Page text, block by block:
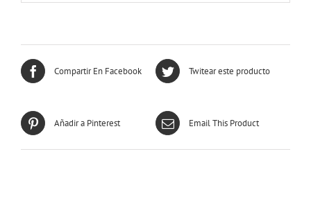
Compartir En Facebook Twitear este producto
Añadir a Pinterest Email This Product